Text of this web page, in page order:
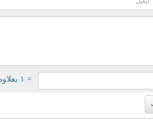
= ۱ بعلاوه ۳